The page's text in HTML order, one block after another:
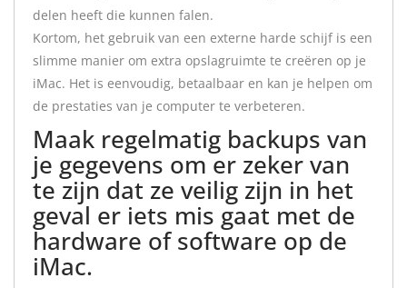
delen heeft die kunnen falen.
Kortom, het gebruik van een externe harde schijf is een
slimme manier om extra opslagruimte te creëren op je
iMac. Het is eenvoudig, betaalbaar en kan je helpen om
de prestaties van je computer te verbeteren.
Maak regelmatig backups van
je gegevens om er zeker van
te zijn dat ze veilig zijn in het
geval er iets mis gaat met de
hardware of software op de
iMac.